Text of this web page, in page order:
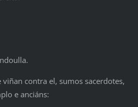
contra el, sumos sacerdotes,
e anciáns: